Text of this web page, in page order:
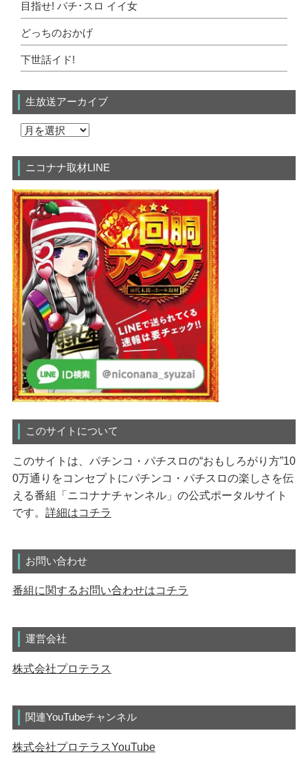
目指せ! パチ･スロ イイ女
どっちのおかげ
下世話イド!
生放送アーカイブ
ニコナナ取材LINE
このサイトについて
このサイトは、パチンコ・パチスロの“おもしろがり方”10
0万通りをコンセプトにパチンコ・パチスロの楽しさを伝
える番組「ニコナナチャンネル」の公式ポータルサイト
です。 詳細はコチラ
お問い合わせ
番組に関するお問い合わせはコチラ
運営会社
株式会社プロテラス
関連YouTubeチャンネル
株式会社プロテラスYouTube